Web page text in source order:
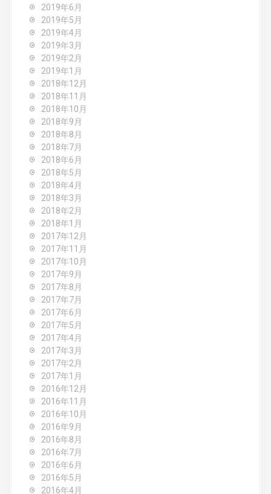
2019年6月
2019年5月
2019年4月
2019年3月
2019年2月
2019年1月
2018年12月
2018年11月
2018年10月
2018年9月
2018年8月
2018年7月
2018年6月
2018年5月
2018年4月
2018年3月
2018年2月
2018年1月
2017年12月
2017年11月
2017年10月
2017年9月
2017年8月
2017年7月
2017年6月
2017年5月
2017年4月
2017年3月
2017年2月
2017年1月
2016年12月
2016年11月
2016年10月
2016年9月
2016年8月
2016年7月
2016年6月
2016年5月
2016年4月